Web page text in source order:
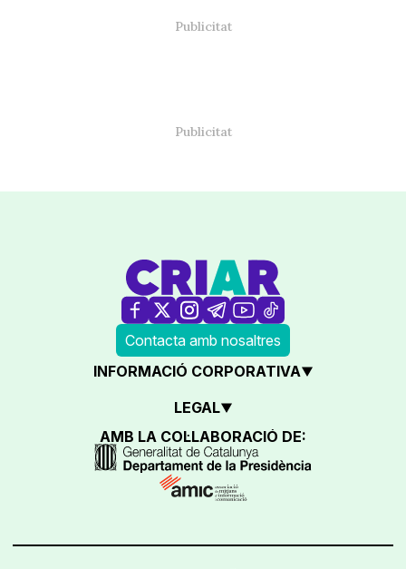
Contacta amb nosaltres
INFORMACIÓ CORPORATIVA
LEGAL
AMB LA COL·LABORACIÓ DE: